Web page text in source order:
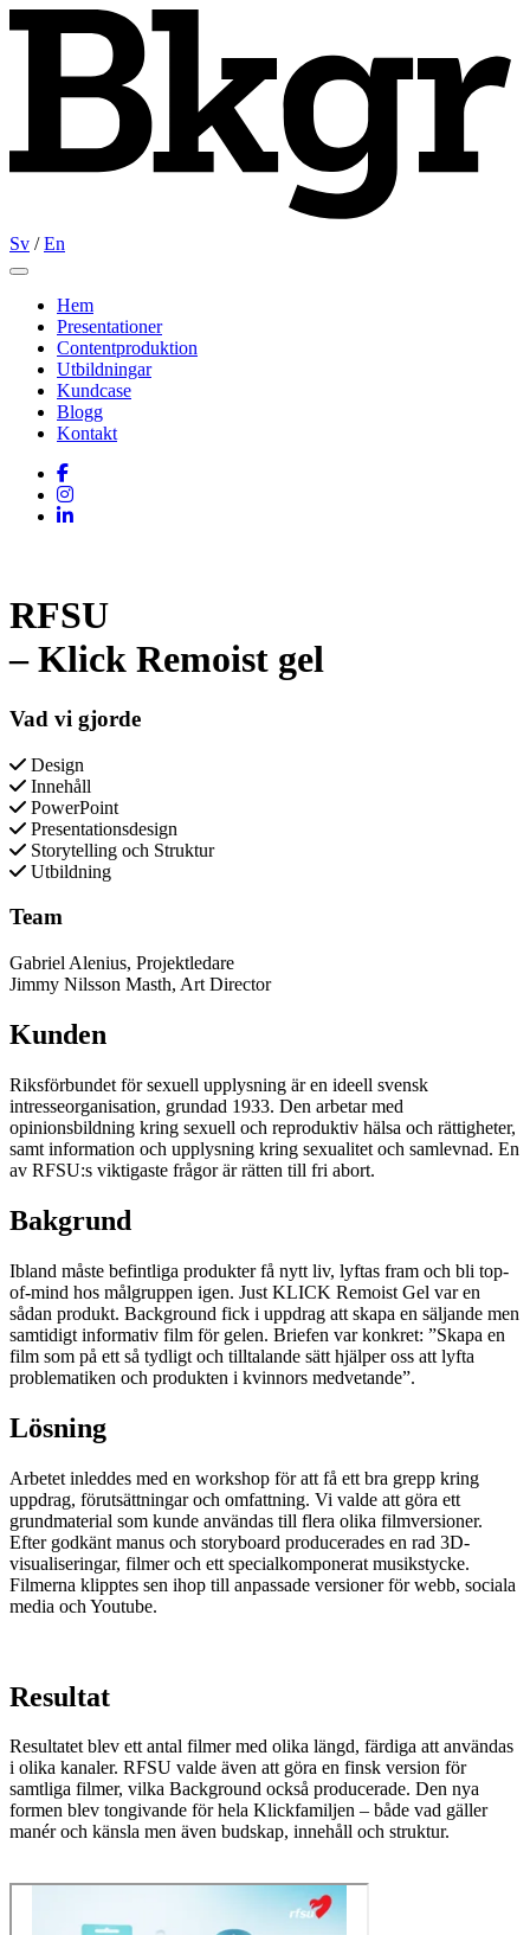
Sv /En
Open main menu
Hem
Presentationer
Contentproduktion
Utbildningar
Kundcase
Blogg
Kontakt
RFSU
– Klick Remoist gel
Vad vi gjorde
Design
Innehåll
PowerPoint
Presentationsdesign
Storytelling och Struktur
Utbildning
Team
Gabriel Alenius, Projektledare
Jimmy Nilsson Masth, Art Director
Kunden
Riksförbundet för sexuell upplysning är en ideell svensk
intresseorganisation, grundad 1933. Den arbetar med
opinionsbildning kring sexuell och reproduktiv hälsa och rättigheter,
samt information och upplysning kring sexualitet och samlevnad. En
av RFSU:s viktigaste frågor är rätten till fri abort.
Bakgrund
Ibland måste befintliga produkter få nytt liv, lyftas fram och bli top-
of-mind hos målgruppen igen. Just KLICK Remoist Gel var en
sådan produkt. Background fick i uppdrag att skapa en säljande men
samtidigt informativ film för gelen. Briefen var konkret: ”Skapa en
film som på ett så tydligt och tilltalande sätt hjälper oss att lyfta
problematiken och produkten i kvinnors medvetande”.
Lösning
Arbetet inleddes med en workshop för att få ett bra grepp kring
uppdrag, förutsättningar och omfattning. Vi valde att göra ett
grundmaterial som kunde användas till flera olika filmversioner.
Efter godkänt manus och storyboard producerades en rad 3D-
visualiseringar, filmer och ett specialkomponerat musikstycke.
Filmerna klipptes sen ihop till anpassade versioner för webb, sociala
media och Youtube.
Resultat
Resultatet blev ett antal filmer med olika längd, färdiga att användas
i olika kanaler. RFSU valde även att göra en finsk version för
samtliga filmer, vilka Background också producerade. Den nya
formen blev tongivande för hela Klickfamiljen – både vad gäller
manér och känsla men även budskap, innehåll och struktur.